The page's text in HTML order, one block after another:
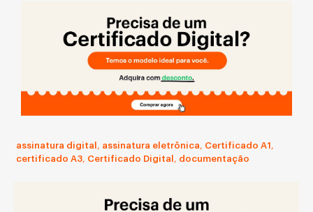
assinatura digital , assinatura eletrônica, Certificado A1 ,
certificado A3, Certificado Digital , documentação